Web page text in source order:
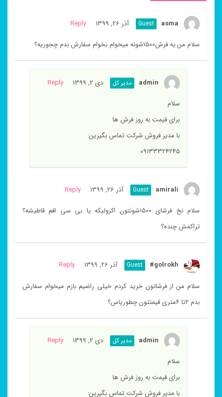
asma
Guest آذر 26, 1399 Reply
سلام من یه فرش۱۵۰۰شونه میخوام بخوام سفارش بدم چجوریه؟
admin مدیر کل دی 2, 1399 Reply
سلام
برای قیمت به روز فرش ها
با مدیر فروش شرکت تماس بگیرین:
۰۹۱۳۳۳۲۴۲۴۵
amirali
Guest آذر 26, 1399 Reply
سلام نخ فرشای ۱۵۰۰شونتون اکرولیکه یا بی سی افم قاطیشه؟
تراکمش چنده؟
golrokh#
Guest آذر 26, 1399 Reply
سلام من از فرشاتون خرید کردم خیلی راضیم بازم میخوام سفارش
بدم ۲تا ۶متری قیمتتون چطوریاس؟
admin مدیر کل دی 2, 1399 Reply
سلام
برای قیمت به روز فرش ها
با مدیر فروش شرکت تماس بگیرین: